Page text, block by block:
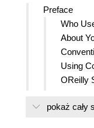
Preface
Who
About
Using
OReilly
pokaż cały